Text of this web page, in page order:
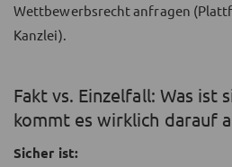
Wettbewerbsrecht anfragen
Kanzlei).
Fakt vs. Einzelfall: Was ist
kommt es wirklich darauf
Sicher ist: